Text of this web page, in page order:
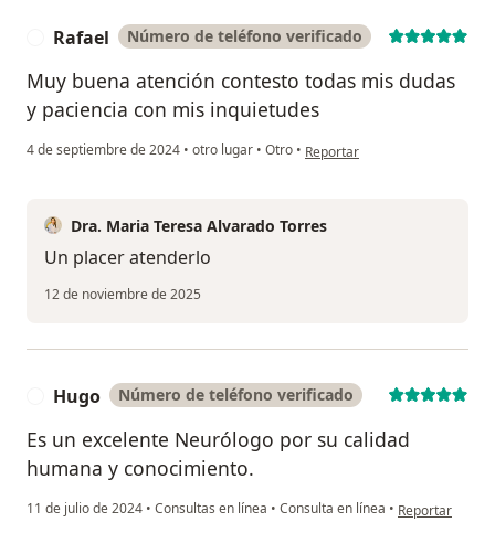
Rafael Número de teléfono verificado
Muy buena atención contesto todas mis dudas
y paciencia con mis inquietudes
4 de septiembre de 2024 • otro lugar • Otro • en opinión del usuario Rafael
Reportar
Dra. Maria Teresa Alvarado Torres
Un placer atenderlo
12 de noviembre de 2025
Hugo Número de teléfono verificado
Es un excelente Neurólogo por su calidad
humana y conocimiento.
11 de julio de 2024 • Consultas en línea • Consulta en línea • en opinión del
Reportar